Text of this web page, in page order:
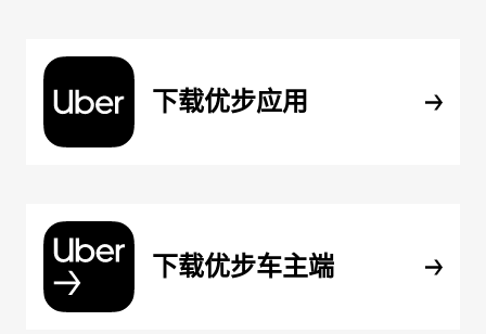
下载优步应用
下载优步车主端